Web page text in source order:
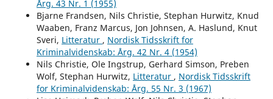
Årg. 43 Nr. 1 (1955)
Bjarne Frandsen, Nils Christie, Stephan Hurwitz, Knud
Waaben, Franz Marcus, Jon Johnsen, A. Haslund, Knut
Sveri, Litteratur , Nordisk Tidsskrift for
Kriminalvidenskab: Årg. 42 Nr. 4 (1954)
Nils Christie, Ole Ingstrup, Gerhard Simson, Preben
Wolf, Stephan Hurwitz, Litteratur , Nordisk Tidsskrift
for Kriminalvidenskab: Årg. 55 Nr. 3 (1967)